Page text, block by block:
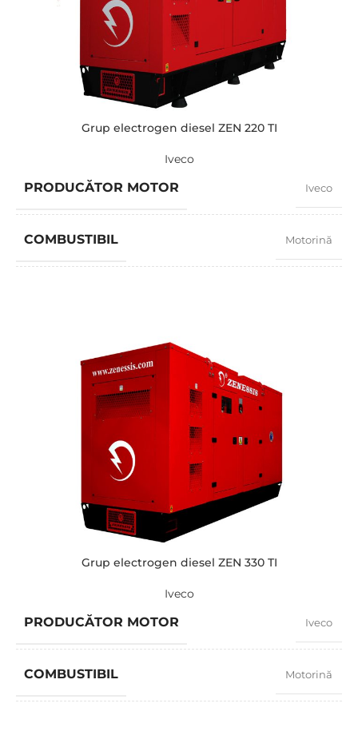
TENSIUNE STANDARD
PUTERE (KVA)
Grup electrogen diesel ZEN 220 TI
Iveco
PRODUCĂTOR MOTOR Iveco
COMBUSTIBIL Motorină
TENSIUNE STANDARD
PUTERE (KVA)
BRAND
Grup electrogen diesel ZEN 330 TI
Iveco
PRODUCĂTOR MOTOR Iveco
COMBUSTIBIL Motorină